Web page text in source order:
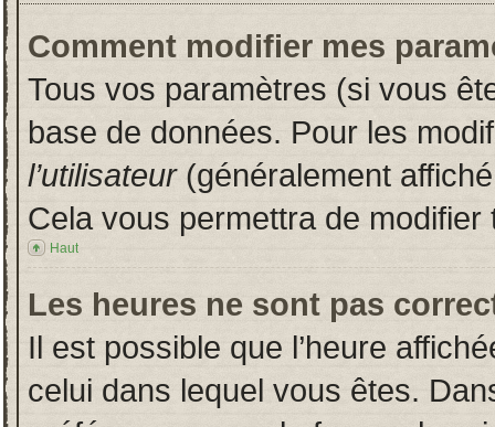
Comment modifier mes
Tous vos paramètres (si vous
base de données. Pour les
l’utilisateur(généralement
Cela vous permettra de
Haut
Les heures ne sont pas
Il est possible que l’heure
celui dans lequel vous êtes.